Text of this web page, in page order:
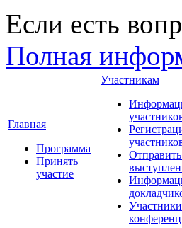
Если есть
Полная
Главная
Программа
Принять
участие
Участникам
Отправить
Участники